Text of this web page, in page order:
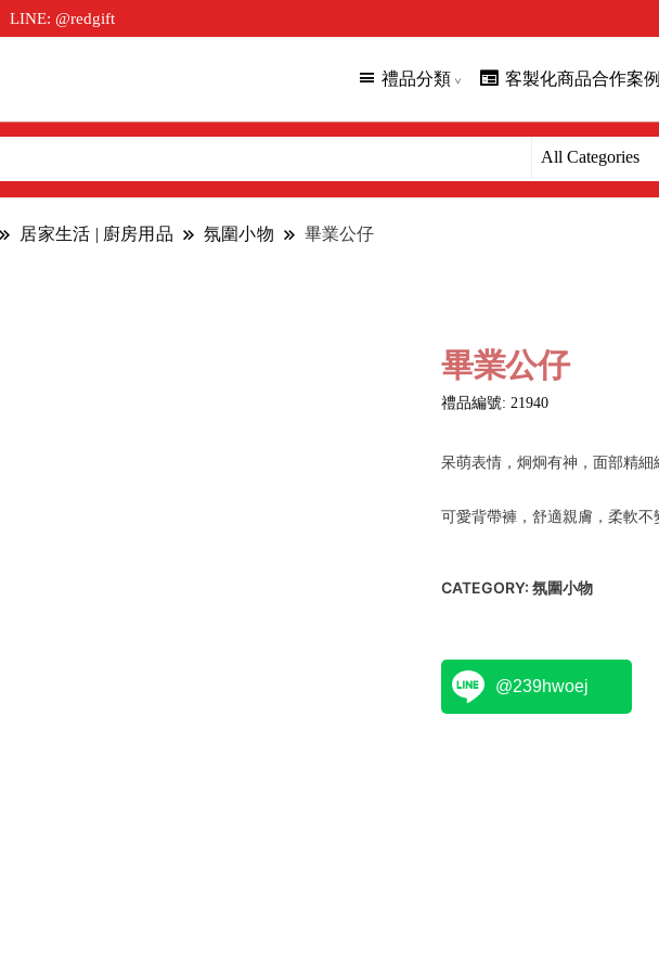
LINE: @redgift
禮品分類 客製化商品合作案
居家生活 | 廚房用品 氛圍小物 畢業公仔
畢業公仔
禮品編號: 21940
呆萌表情，炯炯有神，面部精
可愛背帶褲，舒適親膚，柔軟不
CATEGORY:氛圍小物
@239hwoej